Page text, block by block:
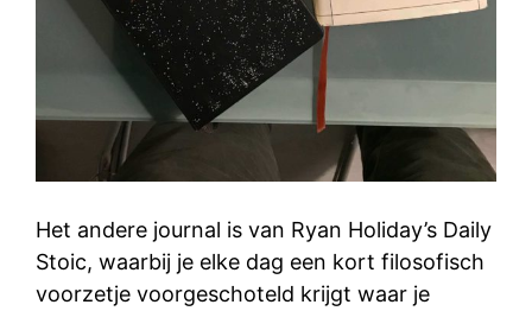
Het andere journal is van Ryan Holiday’s Daily
Stoic, waarbij je elke dag een kort filosofisch
voorzetje voorgeschoteld krijgt waar je